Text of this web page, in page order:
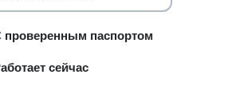
проверенным паспортом
сейчас